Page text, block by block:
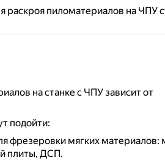
раскроя пиломатериалов на ЧПУ
на станке с ЧПУ зависит от
подойти:
фрезеровки мягких материалов:
плиты, ДСП.